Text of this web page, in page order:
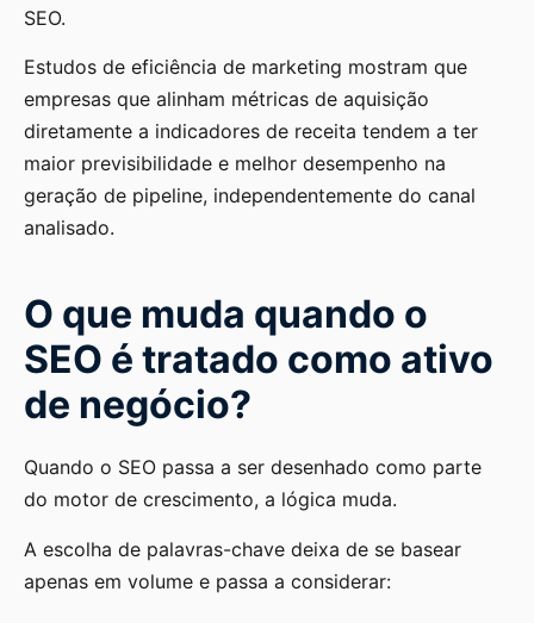
SEO.
Estudos de eficiência de marketing mostram que
empresas que alinham métricas de aquisição
diretamente a indicadores de receita tendem a ter
maior previsibilidade e melhor desempenho na
geração de pipeline, independentemente do canal
analisado.
O que muda quando o
SEO é tratado como ativo
de negócio?
Quando o SEO passa a ser desenhado como parte
do motor de crescimento, a lógica muda.
A escolha de palavras-chave deixa de se basear
apenas em volume e passa a considerar: